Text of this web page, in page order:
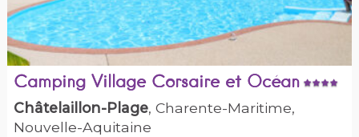
Camping Village Corsaire et Océan
Châtelaillon-Plage, Charente-Maritime,
Nouvelle-Aquitaine